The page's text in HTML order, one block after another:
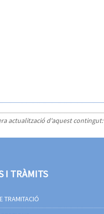
actualització d'aquest contingut:
I TRÀMITS
TRAMITACIÓ